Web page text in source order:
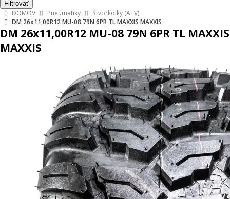
DOMOV Pneumatiky
Štvorkolky (ATV)
DM 26x11,00R12 MU-08 79N 6PR TL MAXXIS MAXXIS
DM 26x11,00R12 MU-08 79N 6PR TL MAXXIS
MAXXIS